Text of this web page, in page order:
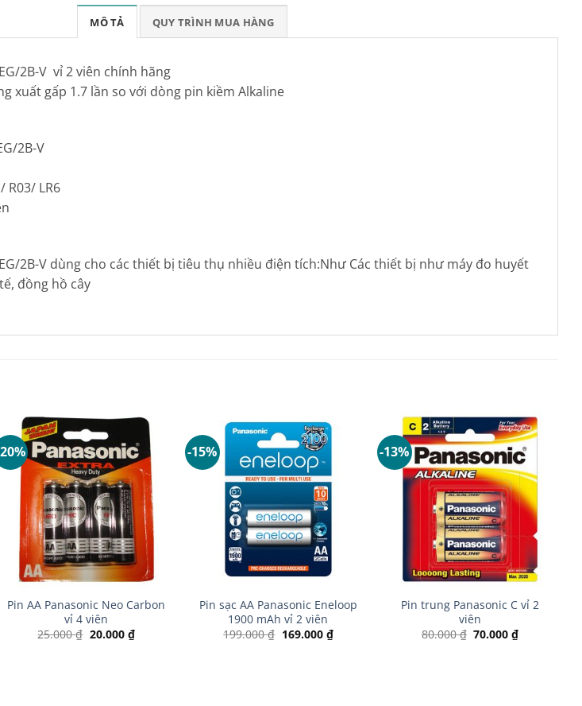
MÔ TẢ QUY TRÌNH MUA HÀNG
2B-V vỉ 2 viên chính hãng
xuất gấp 1.7 lần so với dòng pin kiềm Alkaline
2B-V
R03/ LR6
2B-V dùng cho các thiết bị tiêu thụ nhiều điện tích:Như Các thiết bị như máy đo huyết
đồng hồ cây
+
Pin AA Panasonic Neo Carbon
vỉ 4 viên
25.000₫ Giá
20.000 ₫Giá
hiện
-15%
Pin sạc AA Panasonic Eneloop
1900 mAh vỉ 2 viên
199.000₫ Giá
169.000 ₫Giá
hiện
-13%
Pin trung Panasonic C vỉ 2
viên
80.000₫ Giá
70.000₫Giá